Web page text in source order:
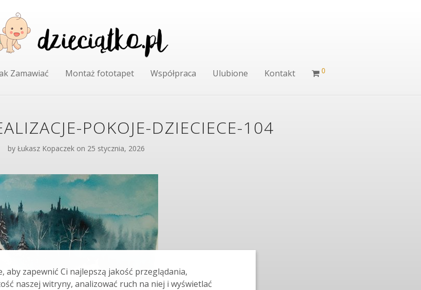
Zamawiać Montaż fototapet Współpraca Ulubione Kontakt 0
POKOJE-DZIECIECE-104
by Łukasz Kopaczek on 25 stycznia, 2026
aby zapewnić Ci najlepszą jakość przeglądania,
naszej witryny, analizować ruch na niej i wyświetlać